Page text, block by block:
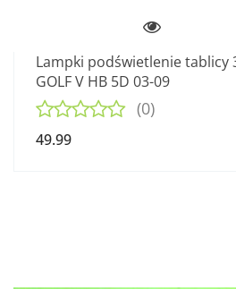
Lampki podświetlenie tablicy
GOLF V HB 5D 03-09
(0)
49.99